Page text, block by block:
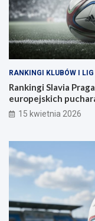
RANKINGI KLUBÓW I LIG
Rankingi Slavia
europejskich
15 kwietnia 2026